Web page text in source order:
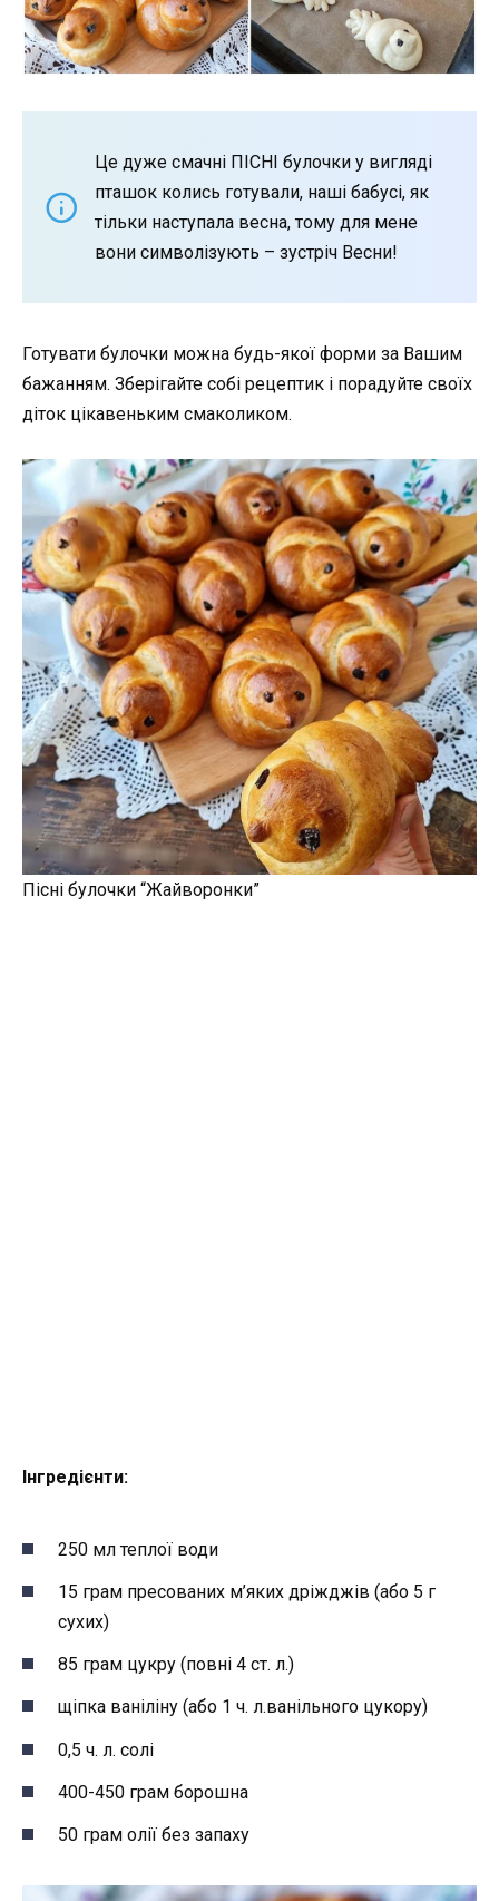
Це дуже смачні ПІСНІ булочки у вигляді
пташок колись готували, наші бабусі, як
тільки наступала весна, тому для мене
вони символізують – зустріч Весни!
Готувати булочки можна будь-якої форми за Вашим
бажанням. Зберігайте собі рецептик і порадуйте своїх
діток цікавеньким смаколиком.
Пісні булочки “Жайворонки”
Інгредієнти:
250 мл теплої води
15 грам пресованих м’яких дріжджів (або 5 г
сухих)
85 грам цукру (повні 4 ст. л.)
щіпка ваніліну (або 1 ч. л.ванільного цукору)
0,5 ч. л. солі
400-450 грам борошна
50 грам олії без запаху